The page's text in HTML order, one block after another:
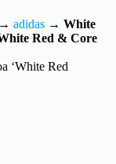
→ adidas → White
Red & Core
‘White Red